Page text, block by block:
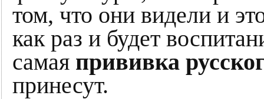
том, что они видели и
как раз и будет
самая прививка
принесут.